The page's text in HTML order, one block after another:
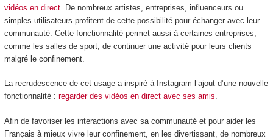
vidéos en direct. De nombreux artistes, entreprises, influenceurs ou
simples utilisateurs profitent de cette possibilité pour échanger avec leur
communauté. Cette fonctionnalité permet aussi à certaines entreprises,
comme les salles de sport, de continuer une activité pour leurs clients
malgré le confinement.
La recrudescence de cet usage a inspiré à Instagram l’ajout d’une nouvelle
fonctionnalité : regarder des vidéos en direct avec ses amis.
Afin de favoriser les interactions avec sa communauté et pour aider les
Français à mieux vivre leur confinement, en les divertissant, de nombreux